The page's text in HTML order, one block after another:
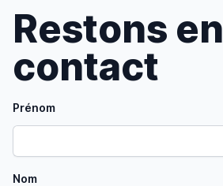
Restons en
contact
Prénom
Nom